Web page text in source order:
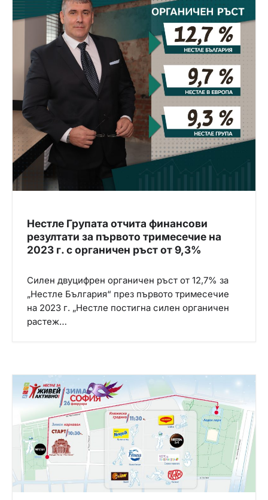
Нестле Групата отчита финансови
резултати за първото тримесечие на
2023 г. с органичен ръст от 9,3%
Силен двуцифрен органичен ръст от 12,7% за
„Нестле България“ през първото тримесечие
на 2023 г. „Нестле постигна силен органичен
растеж…